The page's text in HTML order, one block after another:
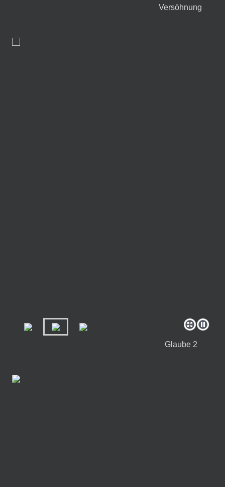
Versöhnung
Glaube 2